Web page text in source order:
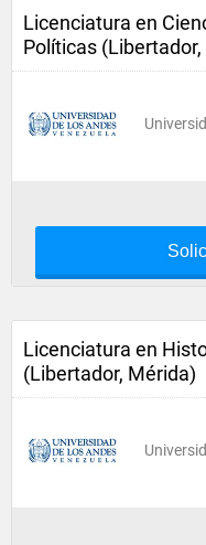
Licenciatura en
Políticas
Licenciatura en
(Libertador, Mérida)